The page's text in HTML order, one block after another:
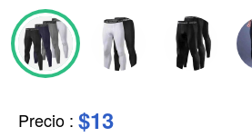
Precio : $13